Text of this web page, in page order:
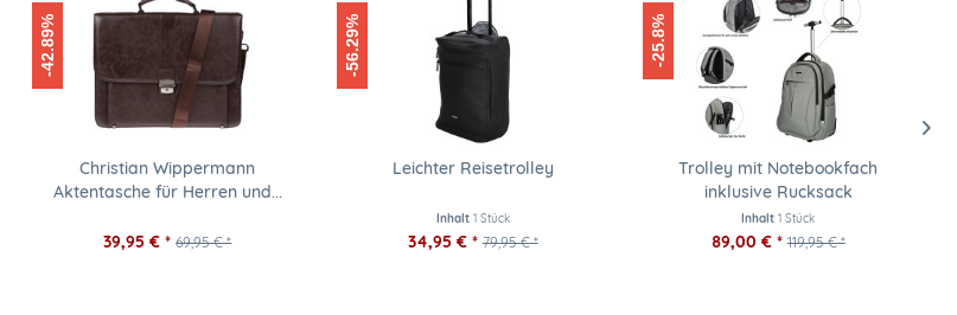
-42.89%
Christian Wippermann
Aktentasche für Herren und...
39,95 € * 69,95 € *
-56.29%
Leichter Reisetrolley
Inhalt 1 Stück
34,95 € * 79,95 € *
-25.8%
Trolley mit Notebookfach
inklusive Rucksack
Inhalt1 Stück
89,00 € * 119,95 € *